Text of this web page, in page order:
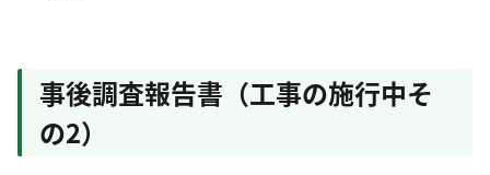
事後調査報告書（工事の施行中そ
の2）